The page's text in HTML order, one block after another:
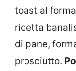
toast al
ricetta
di pane,
prosciutto.